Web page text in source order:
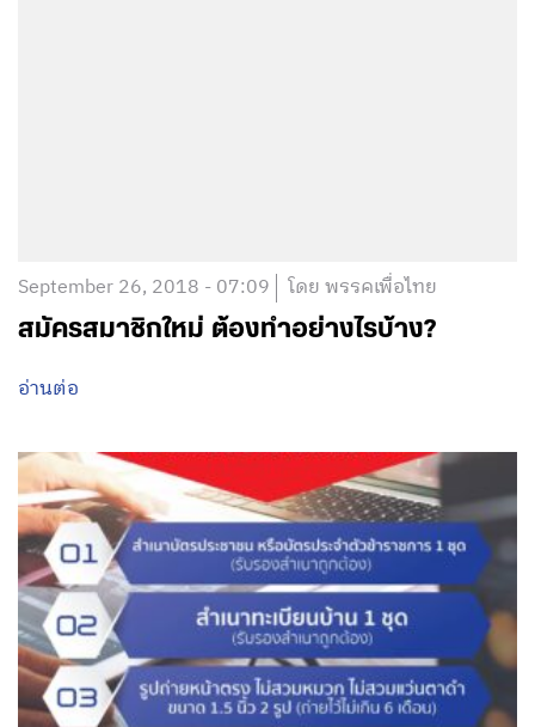
September 26, 2018 - 07:09 โดย พรรคเพื่อไทย
สมัครสมาชิกใหม่ ต้องทำอย่างไรบ้าง?
อ่านต่อ